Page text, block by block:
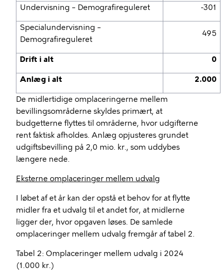
Undervisning – Demografireguleret -301
Specialundervisning –
Demografireguleret
495
Drift i alt 0
Anlæg i alt 2.000
De midlertidige omplaceringerne mellem
bevillingsområderne skyldes primært, at
budgetterne flyttes til områderne, hvor udgifterne
rent faktisk afholdes. Anlæg opjusteres grundet
udgiftsbevilling på 2,0 mio. kr., som uddybes
længere nede.
Eksterne omplaceringer mellem udvalg
I løbet af et år kan der opstå et behov for at flytte
midler fra et udvalg til et andet for, at midlerne
ligger der, hvor opgaven løses. De samlede
omplaceringer mellem udvalg fremgår af tabel 2.
Tabel 2: Omplaceringer mellem udvalg i 2024
(1.000 kr.)